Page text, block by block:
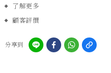
了解更多
顧客評價
分享到